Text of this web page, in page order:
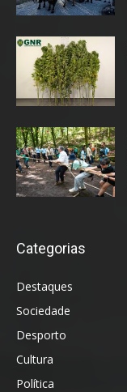
Categorias
Destaques
Sociedade
Desporto
Cultura
Política